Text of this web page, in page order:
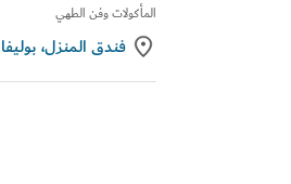
المأكولات وفن الطهي
فندق المنزل،